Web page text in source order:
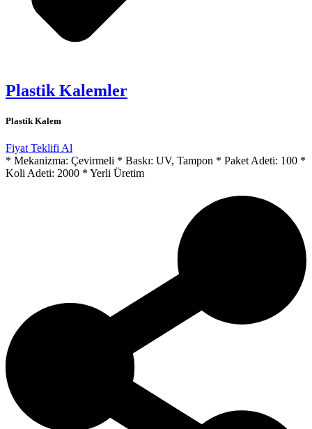
Plastik Kalemler
Plastik Kalem
Fiyat Teklifi Al
* Mekanizma: Çevirmeli * Baskı: UV, Tampon * Paket Adeti: 100 *
Koli Adeti: 2000 * Yerli Üretim